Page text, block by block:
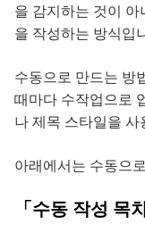
을 감지하는 것이
을 작성하는 방식입
수동으로 만드는 방
때마다 수작업으로
나 제목 스타일을
아래에서는 수동으
「수동 작성 목